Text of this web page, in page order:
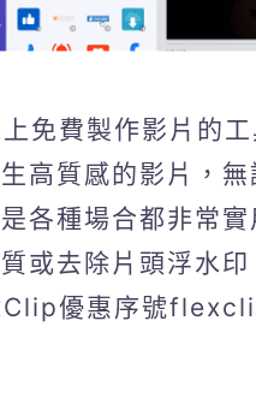
免費製作影片的
高質感的影片，
各種場合都非常
或去除片頭浮水
優惠序號